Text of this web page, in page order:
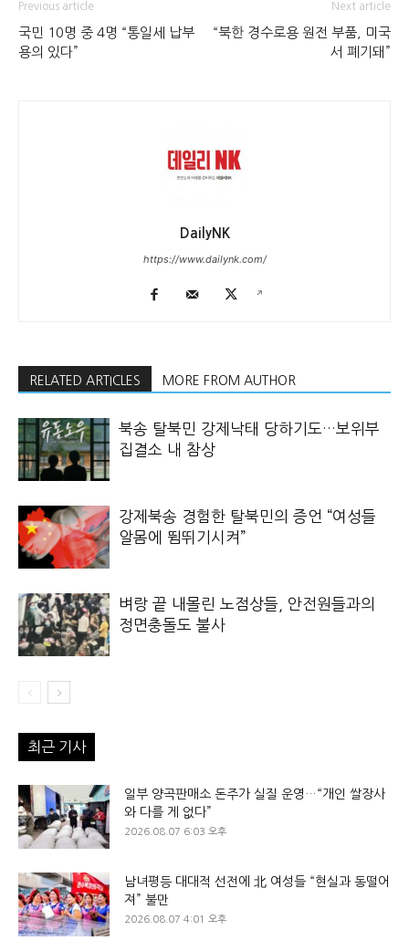
Previous article
국민 10명 중 4명 “통일세 납부
용의 있다”
Next article
“북한 경수로용 원전 부품, 미국
서 폐기돼”
DailyNK
https://www.dailynk.com/
RELATED ARTICLES MORE FROM AUTHOR
북송 탈북민 강제낙태 당하기도…보위부
집결소 내 참상
강제북송 경험한 탈북민의 증언 “여성들
알몸에 뜀뛰기시켜”
벼랑 끝 내몰린 노점상들, 안전원들과의
정면충돌도 불사
최근 기사
일부 양곡판매소 돈주가 실질 운영…“개인 쌀장사
와 다를 게 없다”
2026.08.07 6:03 오후
남녀평등 대대적 선전에 北 여성들 “현실과 동떨어
져” 불만
2026.08.07 4:01 오후